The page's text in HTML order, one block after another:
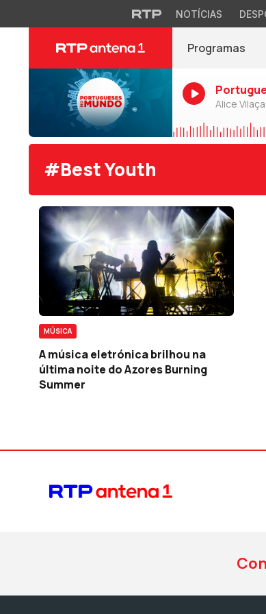
NOTÍCIAS
Programas
Alice Vilaça
#Best Youth
MÚSICA
A música eletrónica brilhou na
última noite do Azores Burning
Summer